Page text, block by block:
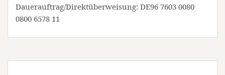
Dauerauftrag/Direktüberweisung: DE96 7603 0080
0800 6578 11